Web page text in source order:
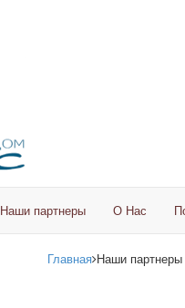
Наши партнеры О Нас
Главная Наши партнеры